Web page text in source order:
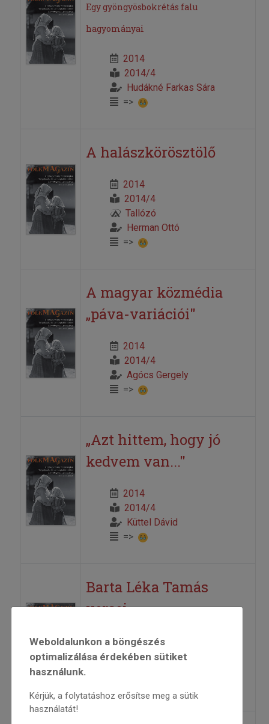
Egy gyöngyösbokrétás falu
hagyományai
2014
2014/4
Hudákné Farkas Sára
=>
A halászkörösztölő
2014
2014/4
Tallózó
Herman Ottó
=>
A magyar közmédia
„páva-variációi"
2014
2014/4
Agócs Gergely
=>
„Azt hittem, hogy jó
kedvem van..."
2014
2014/4
Küttel Dávid
=>
Barta Léka Tamás
versei
2014
2014/4
Weboldalunkon a böngészés
optimalizálása érdekében sütiket
használunk.
Kérjük, a folytatáshoz erősítse meg a sütik
használatát!